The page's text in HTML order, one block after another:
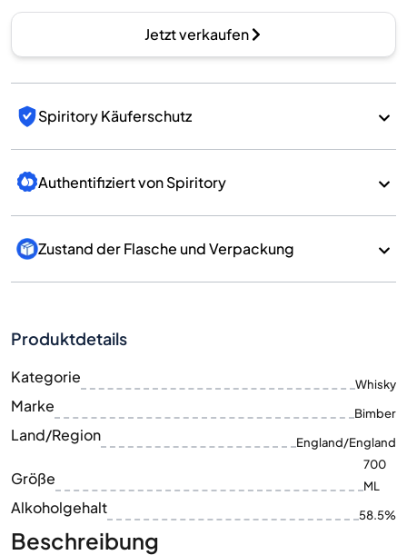
Jetzt verkaufen
Spiritory Käuferschutz
Authentifiziert von Spiritory
Zustand der Flasche und Verpackung
Produktdetails
Kategorie Whisky
Marke Bimber
Land/Region England/England
Größe
700
ML
Alkoholgehalt 58.5%
Beschreibung